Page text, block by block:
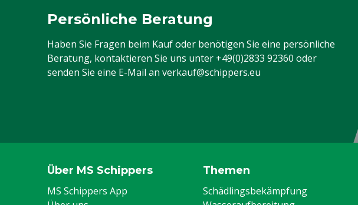
Persönliche Beratung
Haben Sie Fragen beim Kauf oder benötigen Sie eine persönliche
Beratung, kontaktieren Sie uns unter +49(0)2833 92360 oder
senden Sie eine E-Mail an verkauf@schippers.eu
Über MS Schippers
MS Schippers App
Themen
Schädlingsbekämpfung